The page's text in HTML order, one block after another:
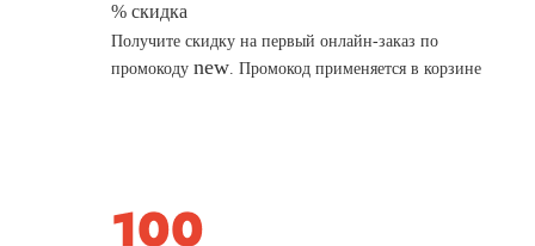
% скидка
Получите скидку на первый онлайн-заказ по
промокодуnew. Промокод применяется в корзине